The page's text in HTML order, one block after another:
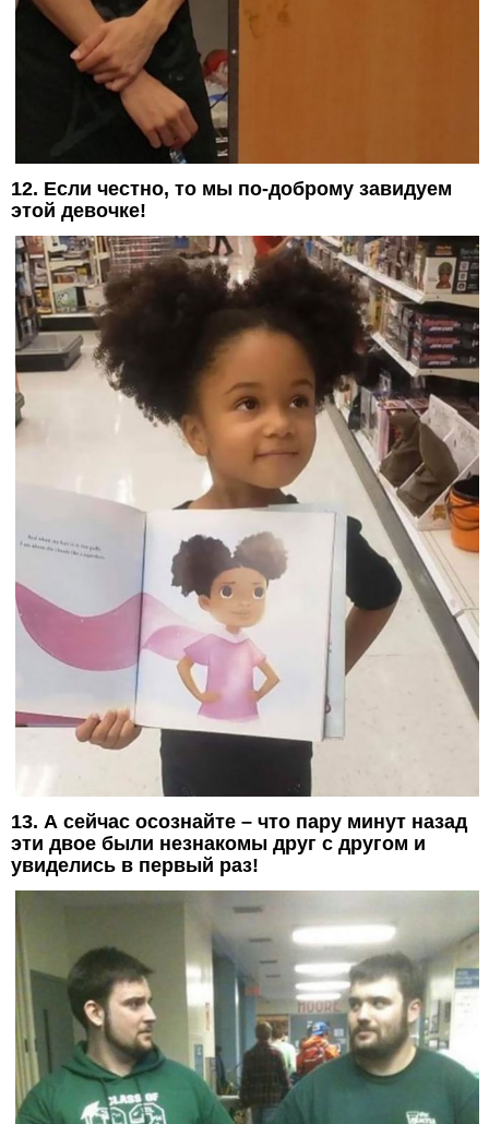
12. Если честно, то мы по-доброму завидуем
этой девочке!
13. А сейчас осознайте – что пару минут назад
эти двое были незнакомы друг с другом и
увиделись в первый раз!